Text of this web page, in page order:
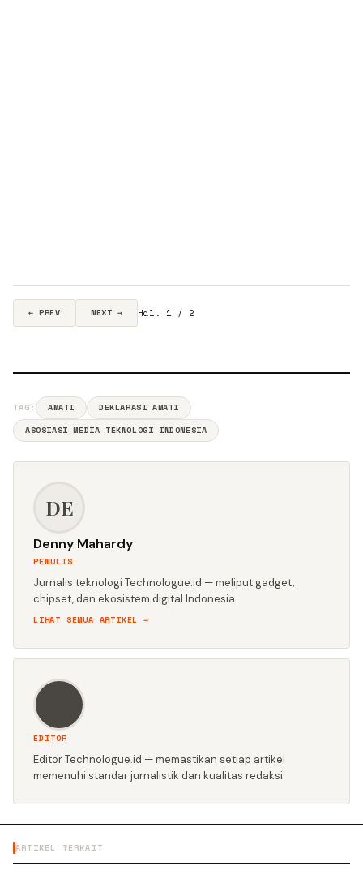
← PREV NEXT → Hal. 1 / 2
TAG: AMATI
DEKLARASI AMATI
ASOSIASI MEDIA TEKNOLOGI INDONESIA
DE
Denny Mahardy
PENULIS
Jurnalis teknologi Technologue.id — meliput gadget,
chipset, dan ekosistem digital Indonesia.
LIHAT SEMUA ARTIKEL →
EDITOR
Editor Technologue.id — memastikan setiap artikel
memenuhi standar jurnalistik dan kualitas redaksi.
ARTIKEL TERKAIT